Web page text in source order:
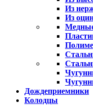
Из
Из
Дождеприемники
Колодцы